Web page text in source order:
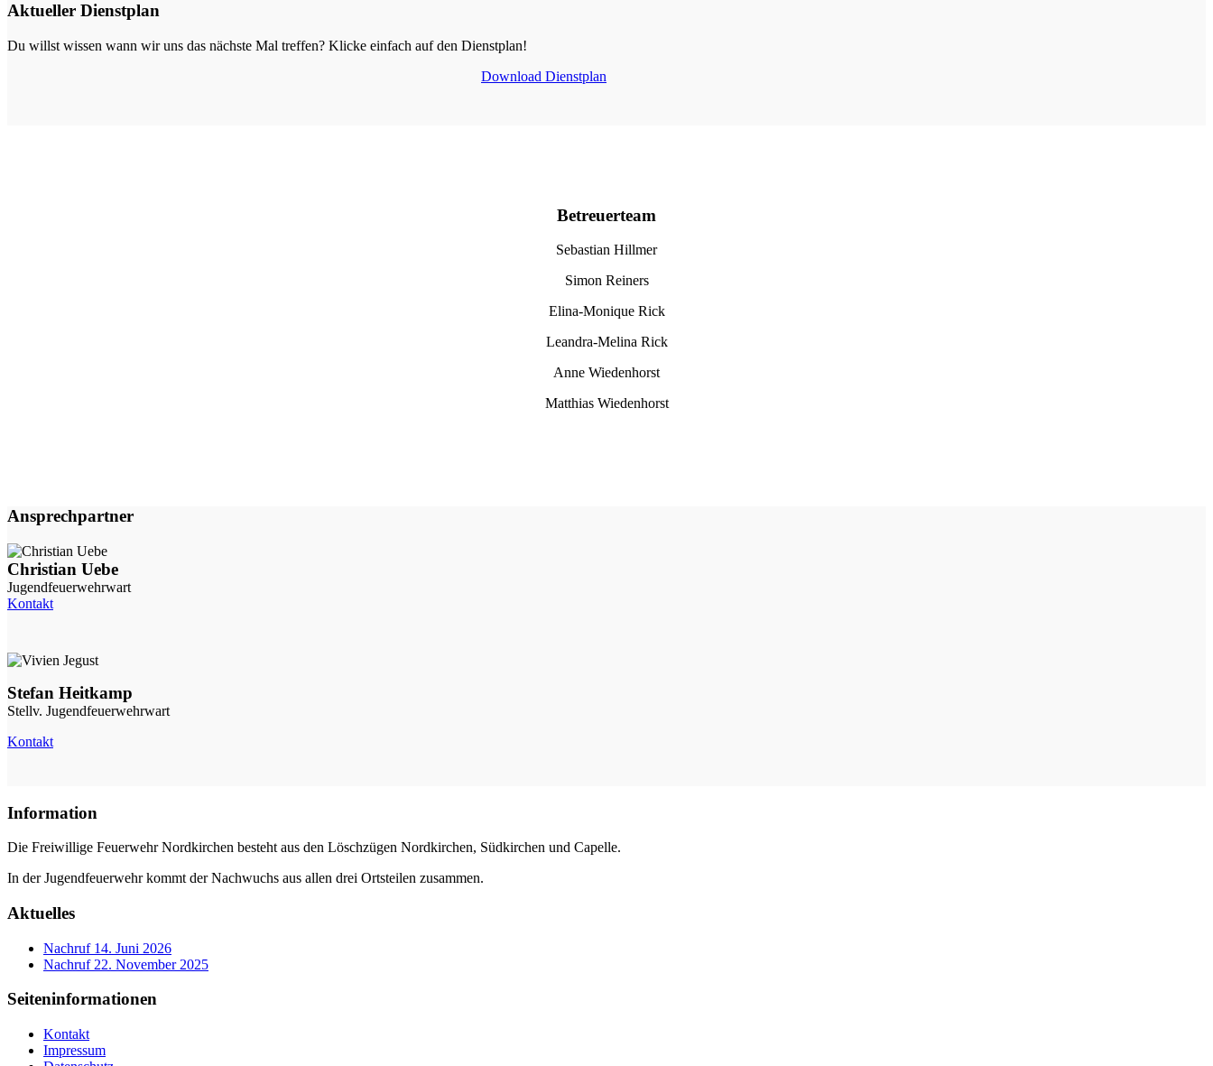
Aktueller Dienstplan
Du willst wissen wann wir uns das nächste Mal treffen? Klicke einfach auf den Dienstplan!
Download Dienstplan
Betreuerteam
Sebastian Hillmer
Simon Reiners
Elina-Monique Rick
Leandra-Melina Rick
Anne Wiedenhorst
Matthias Wiedenhorst
Ansprechpartner
Christian Uebe
Jugendfeuerwehrwart
Kontakt
Stefan Heitkamp
Stellv. Jugendfeuerwehrwart
Kontakt
Information
Die Freiwillige Feuerwehr Nordkirchen besteht aus den Löschzügen Nordkirchen, Südkirchen und Capelle.
In der Jugendfeuerwehr kommt der Nachwuchs aus allen drei Ortsteilen zusammen.
Aktuelles
Nachruf 14. Juni 2026
Nachruf 22. November 2025
Seiteninformationen
Kontakt
Impressum